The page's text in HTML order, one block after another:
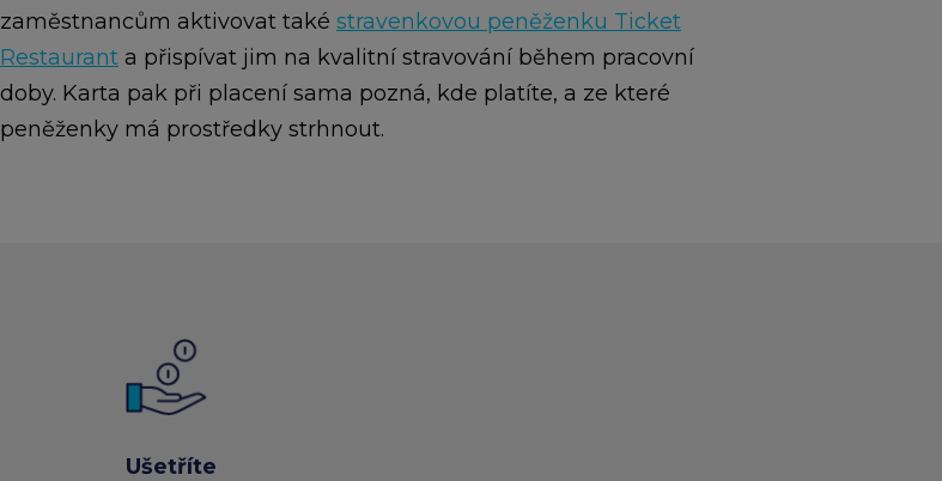
zaměstnancům aktivovat také stravenkovou peněženku Ticket
Restaurant a přispívat jim na kvalitní stravování během pracovní
doby. Karta pak při placení sama pozná, kde platíte, a ze které
peněženky má prostředky strhnout.
Ušetříte